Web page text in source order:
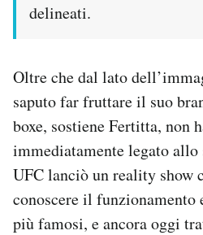
delineati.
Oltre che dal lato
saputo far fruttare il suo
boxe, sostiene Fertitta, non
immediatamente legato
UFC lanciò un reality show
conoscere il
più famosi, e ancora oggi